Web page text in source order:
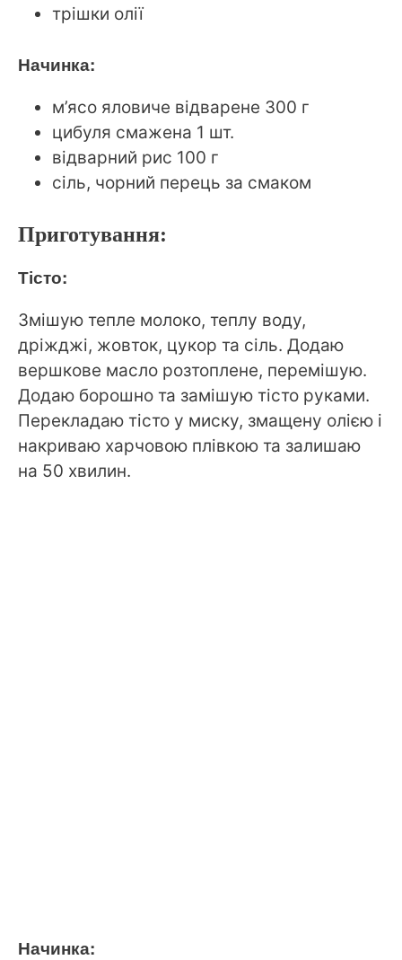
трішки олії
Начинка:
м’ясо яловиче відварене 300 г
цибуля смажена 1 шт.
відварний рис 100 г
сіль, чорний перець за смаком
Приготування:
Тісто:
Змішую тепле молоко, теплу воду,
дріжджі, жовток, цукор та сіль. Додаю
вершкове масло розтоплене, перемішую.
Додаю борошно та замішую тісто руками.
Перекладаю тісто у миску, змащену олією і
накриваю харчовою плівкою та залишаю
на 50 хвилин.
Начинка: